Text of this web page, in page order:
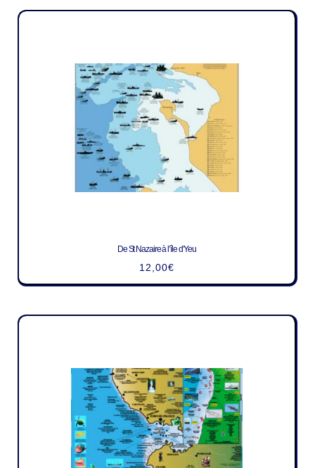
De St Nazaire à l’île d’Yeu
12,00€